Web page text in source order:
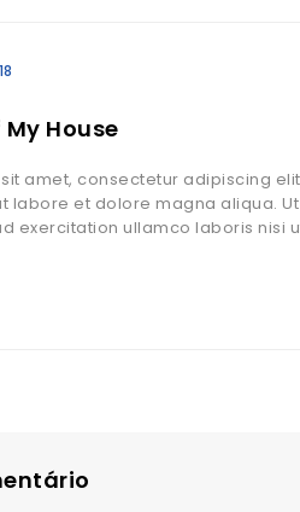
House
amet, consectetur adipiscing
labore et dolore magna aliqua.
exercitation ullamco laboris nisi